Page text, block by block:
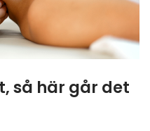
så här går det